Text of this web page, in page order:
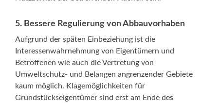
5. Bessere Regulierung von Abbauvorhaben
Aufgrund der späten Einbeziehung ist die
Interessenwahrnehmung von Eigentümern und
Betroffenen wie auch die Vertretung von
Umweltschutz- und Belangen angrenzender Gebiete
kaum möglich. Klagemöglichkeiten für
Grundstückseigentümer sind erst am Ende des